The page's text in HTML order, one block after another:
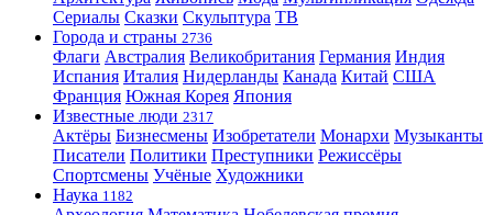
Сериалы Сказки Скульптура ТВ
Города и страны 2736
Флаги Австралия Великобритания Германия Индия
Испания Италия Нидерланды Канада Китай США
Франция Южная Корея Япония
Известные люди 2317
Актёры Бизнесмены Изобретатели Монархи Музыканты
Писатели Политики Преступники Режиссёры
Спортсмены Учёные Художники
Наука 1182